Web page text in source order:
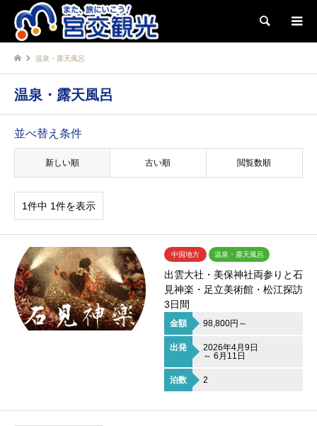
検索
温泉・露天風呂
温泉・露天風呂
並べ替え条件
新しい順 古い順 閲覧数順
1件中 1件を表示
中国地方 温泉・露天風呂
出雲大社・美保神社両参りと石
見神楽・足立美術館・松江探訪
3日間
金額 98,800円～
出発
2026年4月9日
～ 6月11日
泊数 2